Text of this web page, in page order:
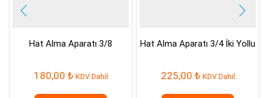
Hat Alma Aparatı 3/8
180,00 ₺ KDV Dahil
Hat Alma Aparatı 3/4 İki Yollu
225,00 ₺ KDV Dahil